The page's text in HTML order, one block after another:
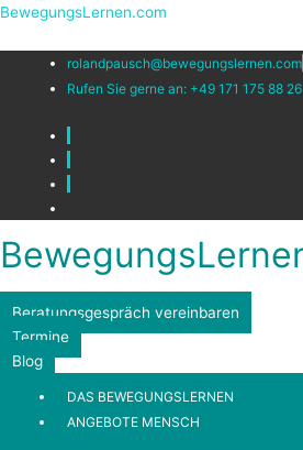
Skip
content
BewegungsLernen.com
rolandpausch@bewegungslernen.com
Rufen Sie gerne an: +49 171 175 88 26
Beratungsgespräch vereinbaren
Termine
Blog
Menu
DAS BEWEGUNGSLERNEN
ANGEBOTE MENSCH
Menu